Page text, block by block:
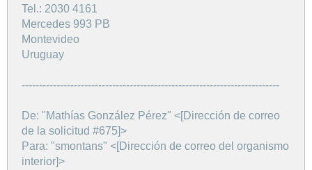
Tel.: 2030 4161
Mercedes 993 PB
Montevideo
Uruguay
--------------------------------------------------------------------------
De: "Mathías González Pérez" <[Dirección de correo
de la solicitud #675]>
Para: "smontans" <[Dirección de correo del organismo
interior]>